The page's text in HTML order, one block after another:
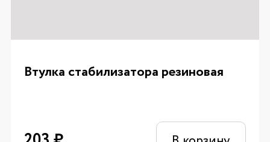
Втулка стабилизатора резиновая